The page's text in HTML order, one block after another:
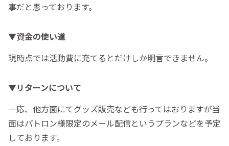
事だと思っております。
▼資金の使い道
現時点では活動費に充てるとだけしか明言できません。
▼リターンについて
一応、他方面にてグッズ販売なども行ってはおりますが当
面はパトロン様限定のメール配信というプランなどを予定
しております。